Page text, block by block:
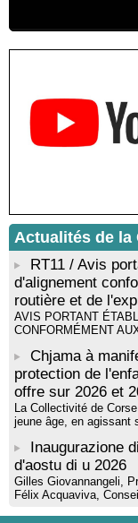
Sardegna -
Résidence
Médiathèque de
Rencontre /
livre « La ballade du
Santa Lucia di Tallà
Mise en musique
musicienne
rythmique et
! Événement
par Alexandre
Tallà
Actualités de la
RT11 / Avis
d'alignement
routière et de
AVIS PORTANT
CONFORMÉMENT
Chjama à
protection de
offre sur 2026 et
La Collectivité de
jeune âge, en agissant
Inaugurazione
d'aostu di u 2026
Gilles Giovannangeli,
Félix Acquaviva,